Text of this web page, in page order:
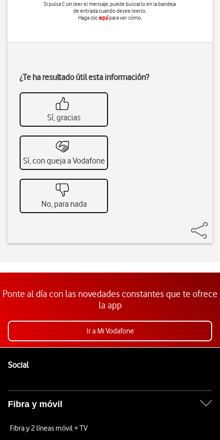
Si pulsaCsin leer el mensaje, puede buscarlo en la bandeja
de entrada cuando desee leerlo.
Haga clicaquípara ver cómo.
¿Te ha resultado útil esta información?
Sí, gracias
Sí, con queja a Vodafone
No, para nada
Ponte al día con las novedades constantes que te ofrece
la app
Ir a Mi Vodafone
SocialEnlaces a las redes sociales de Vodafone
Fibra y móvil
Fibra y 2 líneas móvil + TV